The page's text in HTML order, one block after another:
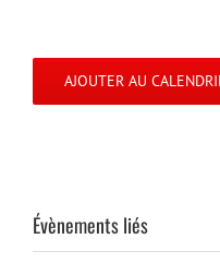
AJOUTER AU
Évènements liés